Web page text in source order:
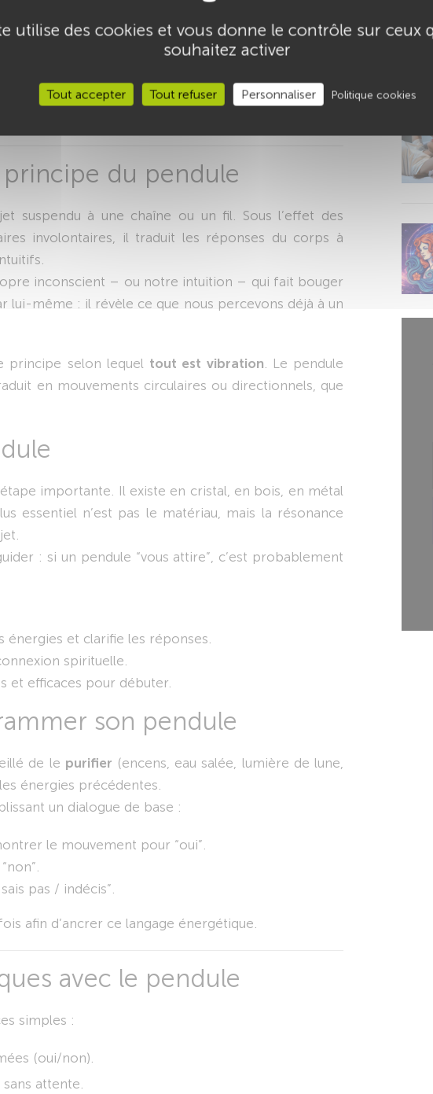
les énergies et accéder à une forme de
de radiesthésie, de divination ou simplement de
agit comme un prolongement de l’intuition.
il est avant tout un outil de concentration et de
l’inconscient et le champ énergétique qui nous
du pendule
suspendu à une chaîne ou un fil. Sous l’effet des
involontaires, il traduit les réponses du corps à
inconscient – ou notre intuition – qui fait bouger
lui-même : il révèle ce que nous percevons déjà à un
principe selon lequel tout est vibration. Le pendule
en mouvements circulaires ou directionnels, que
importante. Il existe en cristal, en bois, en métal
essentiel n’est pas le matériau, mais la résonance
: si un pendule “vous attire”, c’est probablement
énergies et clarifie les réponses.
spirituelle.
et efficaces pour débuter.
son pendule
de le purifier (encens, eau salée, lumière de lune,
énergies précédentes.
un dialogue de base :
le mouvement pour “oui”.
pas / indécis”.
afin d’ancrer ce langage énergétique.
avec le pendule
simples :
(oui/non).
sans attente.
utilise des cookies et vous donne le contrôle sur ceux
souhaitez activer
Tout accepter Tout refuser Personnaliser Politique cookies